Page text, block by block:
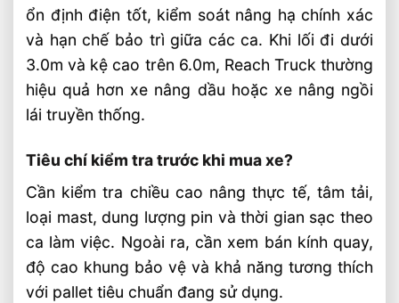
ổn định điện tốt, kiểm soát nâng hạ chính xác
và hạn chế bảo trì giữa các ca. Khi lối đi dưới
3.0m và kệ cao trên 6.0m, Reach Truck thường
hiệu quả hơn xe nâng dầu hoặc xe nâng ngồi
lái truyền thống.
Tiêu chí kiểm tra trước khi mua xe?
Cần kiểm tra chiều cao nâng thực tế, tâm tải,
loại mast, dung lượng pin và thời gian sạc theo
ca làm việc. Ngoài ra, cần xem bán kính quay,
độ cao khung bảo vệ và khả năng tương thích
với pallet tiêu chuẩn đang sử dụng.